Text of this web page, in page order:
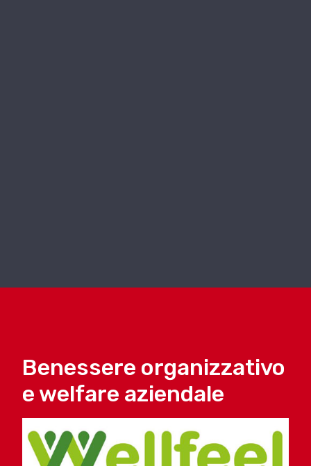
Benessere organizzativo
e welfare aziendale